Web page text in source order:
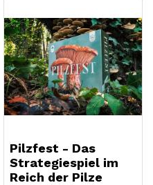
Pilzfest - Das
Strategiespiel im
Reich der Pilze